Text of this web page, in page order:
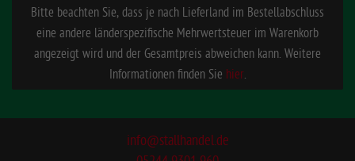
Bitte beachten Sie, dass je nach Lieferland im Bestellabschluss
eine andere länderspezifische Mehrwertsteuer im Warenkorb
angezeigt wird und der Gesamtpreis abweichen kann. Weitere
Informationen finden Sie hier.
info@stallhandel.de